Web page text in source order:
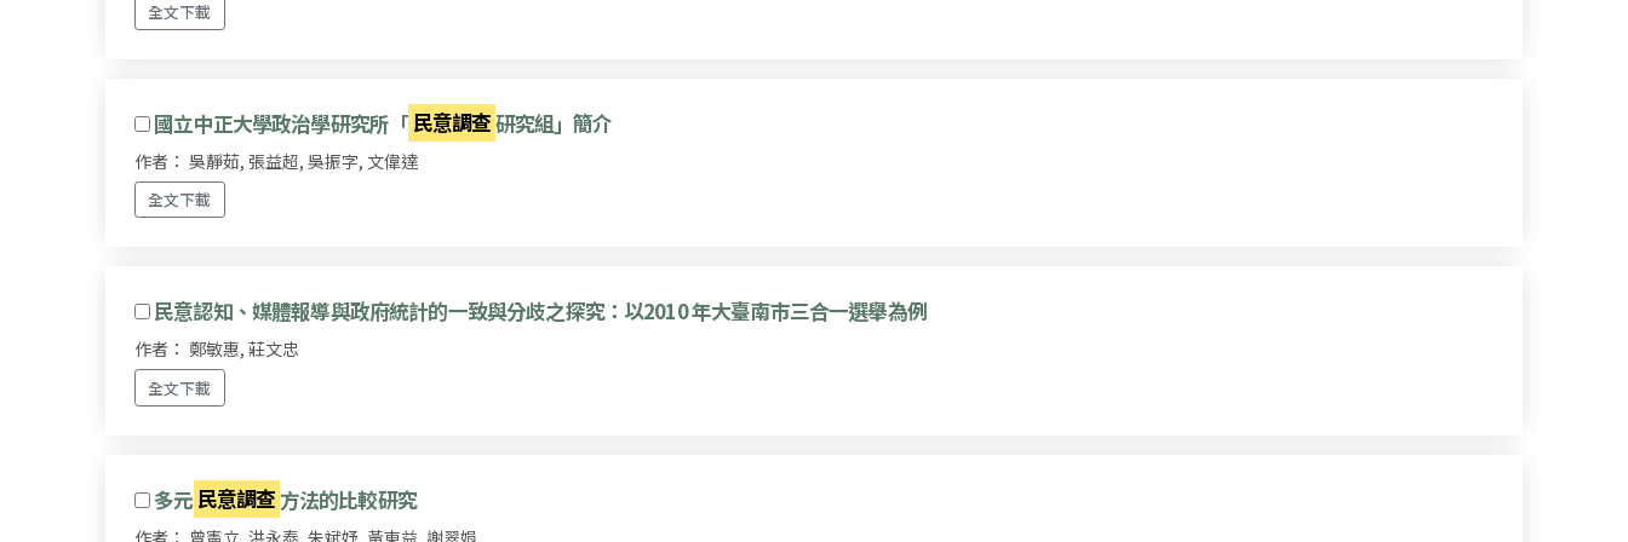
全文下載
國立中正大學政治學研究所「 民意調查研究組」簡介
作者： 吳靜茹, 張益超, 吳振字, 文偉達
全文下載
民意認知、媒體報導與政府統計的一致與分歧之探究：以2010 年大臺南市三合一選舉為例
作者： 鄭敏惠, 莊文忠
全文下載
多元民意調查方法的比較研究
作者： 曾憲立, 洪永泰, 朱斌妤, 黃東益, 謝翠娟